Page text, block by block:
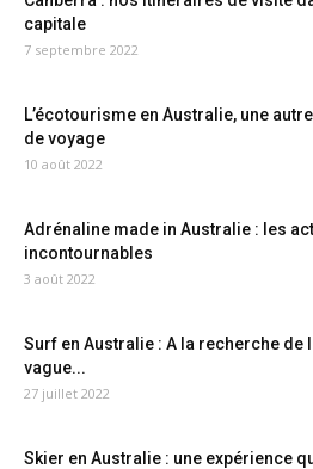
capitale
7 septembre 2022
L’écotourisme en Australie, une
de voyage
10 août 2022
Adrénaline made in Australie : les
incontournables
3 août 2022
Surf en Australie : A la recherche de
vague...
27 juillet 2022
Skier en Australie : une expérience